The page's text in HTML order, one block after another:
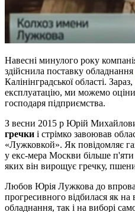
Навесні минулого року
здійснила поставку обладнання
Калінінградської області.
експлуатацію, ми можемо
господаря підприємства.
З весни 2015 р Юрій
гречки і стрімко завоював
«Лужковкой». Як повідомляє
у екс-мера Москви більше п'яти
яких він вирощує гречку,
Любов Юрія Лужкова до
прогресивного відбилася як на
обладнання, так і на виборі